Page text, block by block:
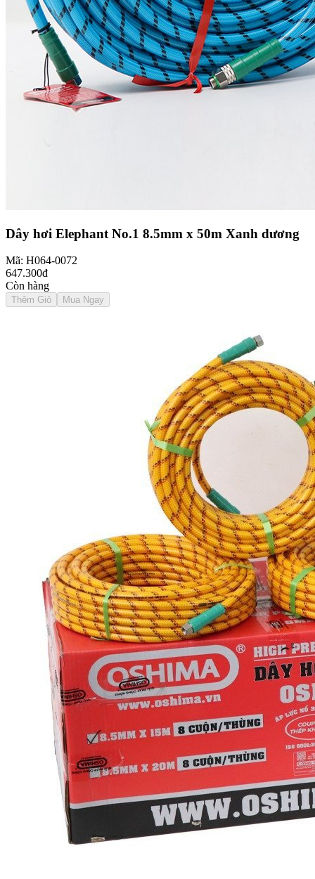
Dây hơi Elephant No.1 8.5mm x 50m Xanh dương
Mã: H064-0072
647.300đ
Còn hàng
Thêm Giỏ Mua Ngay